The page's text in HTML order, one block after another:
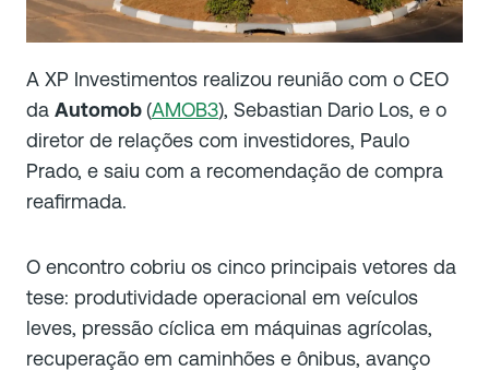
A XP Investimentos realizou reunião com o CEO
da Automob(AMOB3), Sebastian Dario Los, e o
diretor de relações com investidores, Paulo
Prado, e saiu com a recomendação de compra
reafirmada.
O encontro cobriu os cinco principais vetores da
tese: produtividade operacional em veículos
leves, pressão cíclica em máquinas agrícolas,
recuperação em caminhões e ônibus, avanço